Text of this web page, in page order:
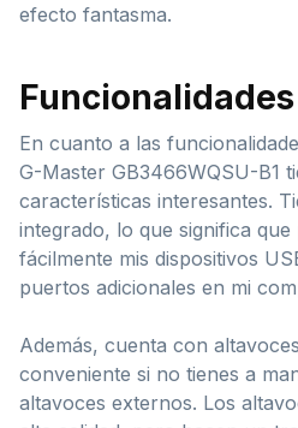
efecto fantasma.
En cuanto a las
G-Master GB3466WQSU-B1
características interesantes.
integrado, lo que significa
fácilmente mis dispositivos
puertos adicionales en mi
Además, cuenta con
conveniente si no tienes a
altavoces externos. Los